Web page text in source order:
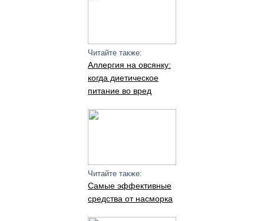
Читайте также:
Аллергия на овсянку:
когда диетическое
питание во вред
Читайте также:
Самые эффективные
средства от насморка